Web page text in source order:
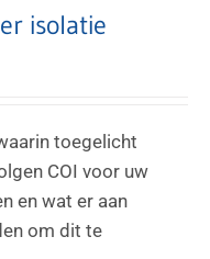
isolatie
toegelicht
COI voor uw
en wat er aan
om dit te